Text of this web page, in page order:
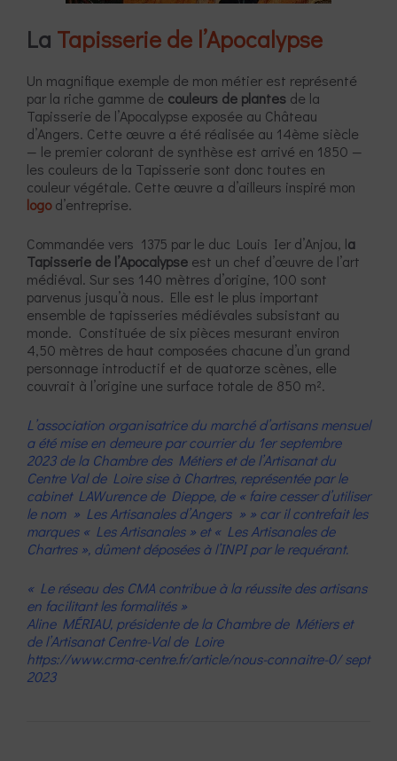
La Tapisserie de l’Apocalypse
Un magnifique exemple de mon métier est représenté
par la riche gamme de couleurs de plantes de la
Tapisserie de l’Apocalypse exposée au Château
d’Angers. Cette œuvre a été réalisée au 14ème siècle
— le premier colorant de synthèse est arrivé en 1850 —
les couleurs de la Tapisserie sont donc toutes en
couleur végétale. Cette œuvre a d’ailleurs inspiré mon
logo d’entreprise.
Commandée vers 1375 par le duc Louis Ier d’Anjou, la
Tapisserie de l’Apocalypse est un chef d’œuvre de l’art
médiéval. Sur ses 140 mètres d’origine, 100 sont
parvenus jusqu’à nous. Elle est le plus important
ensemble de tapisseries médiévales subsistant au
monde. Constituée de six pièces mesurant environ
4,50 mètres de haut composées chacune d’un grand
personnage introductif et de quatorze scènes, elle
couvrait à l’origine une surface totale de 850 m².
L’association organisatrice du marché d’artisans mensuel
a été mise en demeure par courrier du 1er septembre
2023 de la Chambre des Métiers et de l’Artisanat du
Centre Val de Loire sise à Chartres, représentée par le
cabinet LAWurence de Dieppe, de « faire cesser d’utiliser
le nom » Les Artisanales d’Angers » » car il contrefait les
marques « Les Artisanales » et « Les Artisanales de
Chartres », dûment déposées à l’INPI par le requérant.
« Le réseau des CMA contribue à la réussite des artisans
en facilitant les formalités »
Aline MÉRIAU, présidente de la Chambre de Métiers et
de l’Artisanat Centre-Val de Loire
https://www.crma-centre.fr/article/nous-connaitre-0/ sept
2023